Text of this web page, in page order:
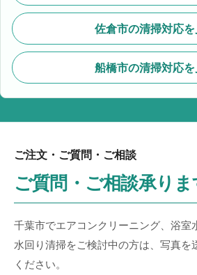
佐倉市の清掃対応を
船橋市の清掃対応を
ご注文・ご質問・ご相談
ご質問・ご相談承りま
千葉市でエアコンクリーニング、浴室
水回り清掃をご検討中の方は、写真を
ください。